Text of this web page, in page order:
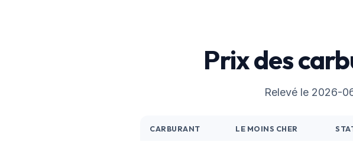
Prix des
Relevé le 2026-
CARBURANT LE MOINS CHER